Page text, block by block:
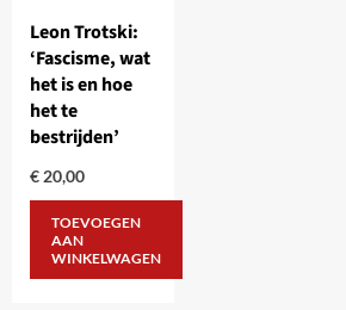
Leon Trotski:
‘Fascisme, wat
het is en hoe
het te
bestrijden’
€ 20,00
TOEVOEGEN
AAN
WINKELWAGEN